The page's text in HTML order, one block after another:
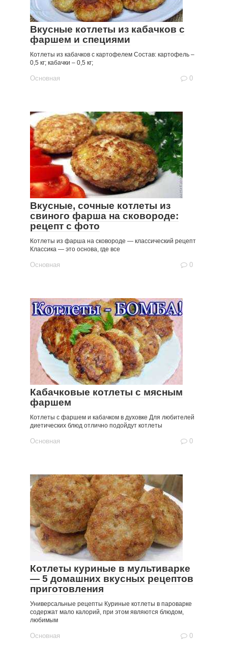
Вкусные котлеты из кабачков с
фаршем и специями
Котлеты из кабачков с картофелем Состав: картофель –
0,5 кг; кабачки – 0,5 кг;
Основная 0
Вкусные, сочные котлеты из
свиного фарша на сковороде:
рецепт с фото
Котлеты из фарша на сковороде — классический рецепт
Классика — это основа, где все
Основная 0
Кабачковые котлеты с мясным
фаршем
Котлеты с фаршем и кабачком в духовке Для любителей
диетических блюд отлично подойдут котлеты
Основная 0
Котлеты куриные в мультиварке
— 5 домашних вкусных рецептов
приготовления
Универсальные рецепты Куриные котлеты в пароварке
содержат мало калорий, при этом являются блюдом,
любимым
Основная 0